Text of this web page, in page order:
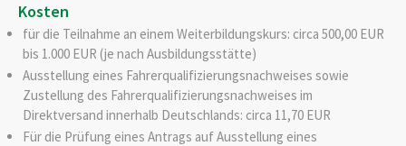
Kosten
für die Teilnahme an einem Weiterbildungskurs: circa 500,00 EUR
bis 1.000 EUR (je nach Ausbildungsstätte)
Ausstellung eines Fahrerqualifizierungsnachweises sowie
Zustellung des Fahrerqualifizierungsnachweises im
Direktversand innerhalb Deutschlands: circa 11,70 EUR
Für die Prüfung eines Antrags auf Ausstellung eines